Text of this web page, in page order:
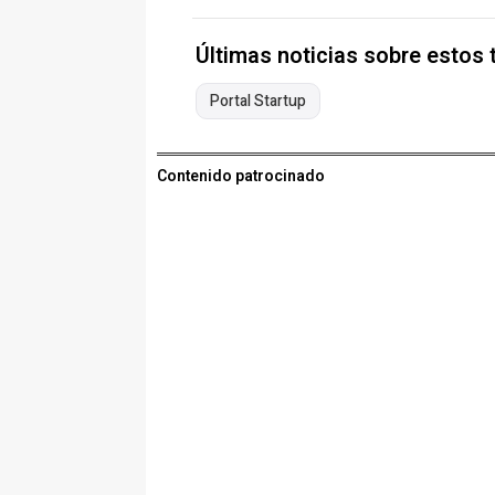
Últimas noticias sobre estos
Portal Startup
Contenido patrocinado